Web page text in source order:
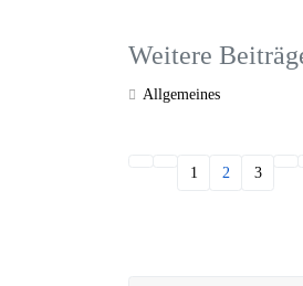
Weitere
Allgemeines
1 2 3